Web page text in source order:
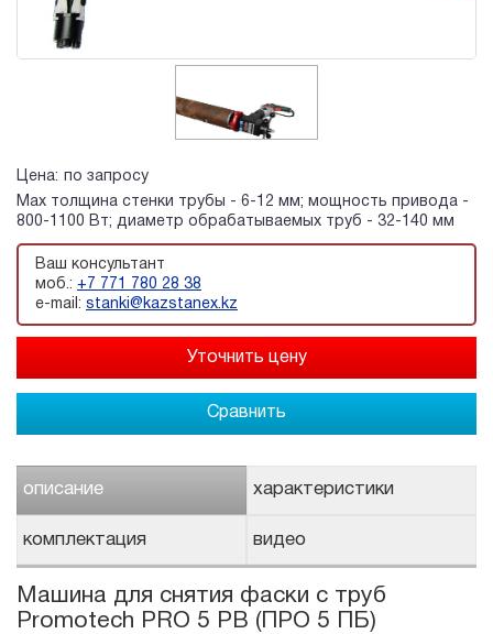
Цена:
по запросу
Max толщина стенки трубы - 6-12 мм; мощность привода -
800-1100 Вт; диаметр обрабатываемых труб - 32-140 мм
Ваш консультант
моб.: +7 771 780 28 38
e-mail: stanki@kazstanex.kz
Сравнить
описание характеристики
комплектация видео
Машина для снятия фаски с труб
Promotech PRO 5 PB (ПРО 5 ПБ)